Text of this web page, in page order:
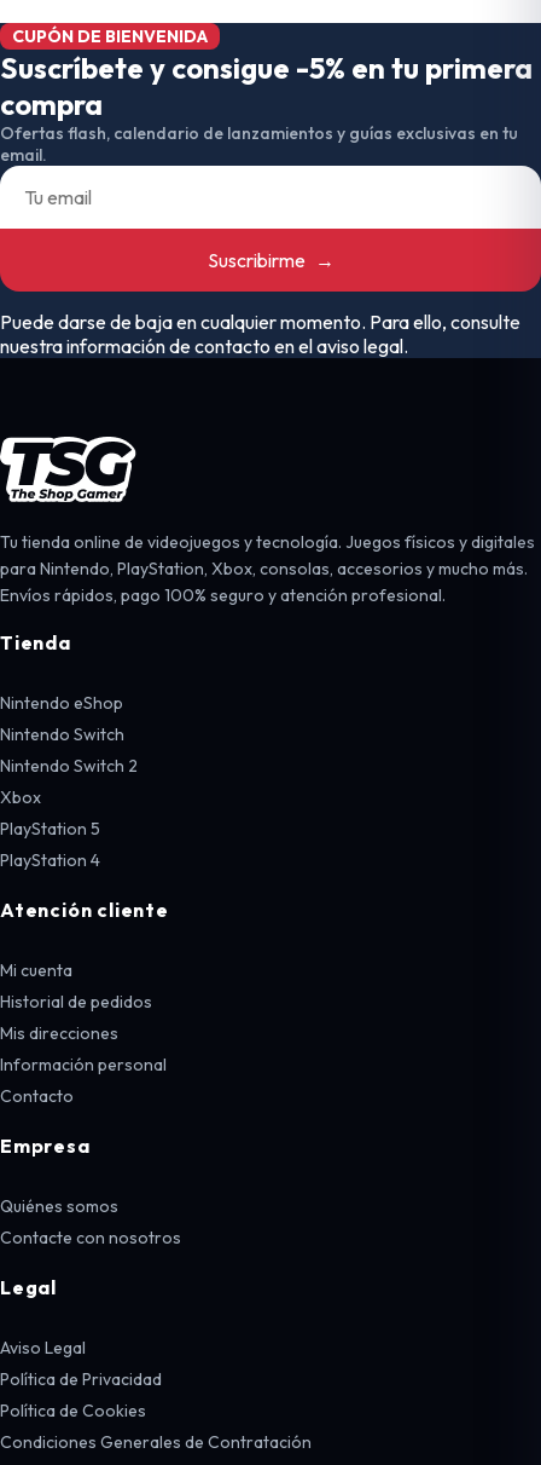
CUPÓN DE BIENVENIDA
Suscríbete y consigue -5% en tu primera
compra
Ofertas flash, calendario de lanzamientos y guías exclusivas en tu
email.
Suscribirme →
Puede darse de baja en cualquier momento. Para ello, consulte
nuestra información de contacto en el aviso legal.
Tu tienda online de videojuegos y tecnología. Juegos físicos y digitales
para Nintendo, PlayStation, Xbox, consolas, accesorios y mucho más.
Envíos rápidos, pago 100% seguro y atención profesional.
Tienda
Nintendo eShop
Nintendo Switch
Nintendo Switch 2
Xbox
PlayStation 5
PlayStation 4
Atención cliente
Mi cuenta
Historial de pedidos
Mis direcciones
Información personal
Contacto
Empresa
Quiénes somos
Contacte con nosotros
Legal
Aviso Legal
Política de Privacidad
Política de Cookies
Condiciones Generales de Contratación